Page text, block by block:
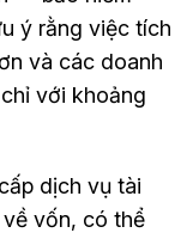
ý rằng việc tích
và các doanh
với khoảng
dịch vụ tài
vốn, có thể